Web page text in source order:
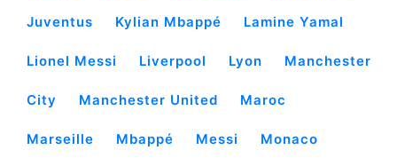
Juventus Kylian Mbappé Lamine Yamal
Lionel Messi Liverpool Lyon Manchester
City Manchester United Maroc
Marseille Mbappé Messi Monaco